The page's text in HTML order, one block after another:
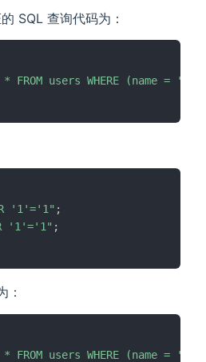
SQL 查询代码为：
* FROM users WHERE (name = '"
'1'='1" ;
'1'='1" ;
：
* FROM users WHERE